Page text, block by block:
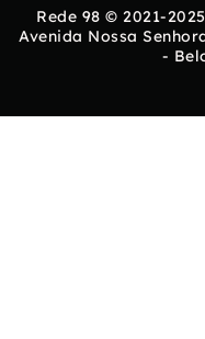
Rede 98 © 2021-
Avenida Nossa
-